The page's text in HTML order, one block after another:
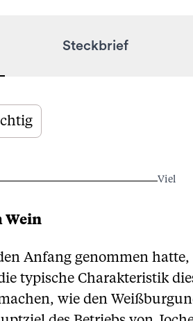
Steckbrief
Viel
Wein
Anfang genommen
typische Charakteristik
wie den